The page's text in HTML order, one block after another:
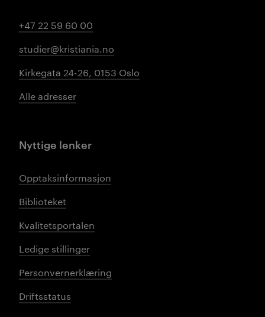
+47 22 59 60 00
studier@kristiania.no
Kirkegata 24-26, 0153 Oslo
Alle adresser
Nyttige lenker
Opptaksinformasjon
Biblioteket
Kvalitetsportalen
Ledige stillinger
Personvernerklæring
Driftsstatus